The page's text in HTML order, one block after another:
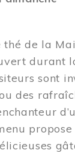
de la
durant
sont
des